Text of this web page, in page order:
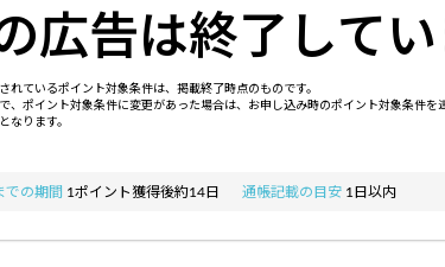
広告は終了して
れているポイント対象条件は、掲載終了時点のものです。
、ポイント対象条件に変更があった場合は、お申し込み時のポイント対象条件を
なります。
での期間 1ポイント獲得後約14日 通帳記載の目安 1日以内